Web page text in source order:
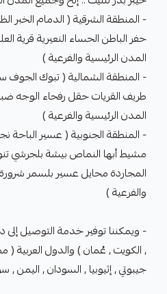
- المنطقة الشرقية ( الدمام الخبر
حفر الباطن الحساء النعيرية قرية
المدن الرئيسية والفرعية )
- المنطقة الشمالية ( تبوك الجوف
طريف القريات حقل رفحاء الوجه
المدن الرئيسية والفرعية )
- المنطقة الجنوبية ( عسير الباحة
مشيط أبها النماص بيشة بلجرشي
المجاردة محايل عسير بلسمر
والفرعية )
- ويمكننا توفير خدمة التوصيل إلى
, الكويت , عُمان ) والدول العربية (
جيبوتي , إثيوبيا , السودان , اليمن